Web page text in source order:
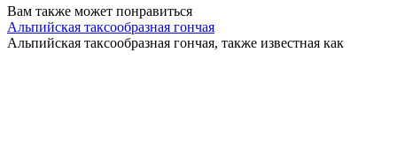
Вам также может понравиться
Альпийская таксообразная гончая
Альпийская таксообразная гончая, также известная как